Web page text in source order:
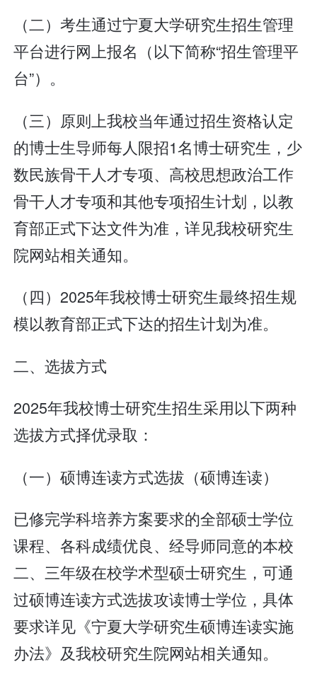
（二）考生通过宁夏大学研究生招生管理
平台进行网上报名（以下简称“招生管理平
台”）。
（三）原则上我校当年通过招生资格认定
的博士生导师每人限招1名博士研究生，少
数民族骨干人才专项、高校思想政治工作
骨干人才专项和其他专项招生计划，以教
育部正式下达文件为准，详见我校研究生
院网站相关通知。
（四）2025年我校博士研究生最终招生规
模以教育部正式下达的招生计划为准。
二、选拔方式
2025年我校博士研究生招生采用以下两种
选拔方式择优录取：
（一）硕博连读方式选拔（硕博连读）
已修完学科培养方案要求的全部硕士学位
课程、各科成绩优良、经导师同意的本校
二、三年级在校学术型硕士研究生，可通
过硕博连读方式选拔攻读博士学位，具体
要求详见《宁夏大学研究生硕博连读实施
办法》及我校研究生院网站相关通知。